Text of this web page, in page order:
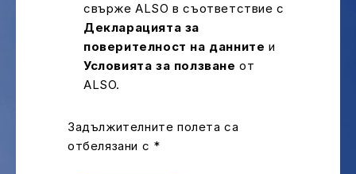
свърже ALSO в съответствие с
Декларацията за
поверителност на данните и
Условията за ползване от
ALSO.
Задължителните полета са
отбелязани с *